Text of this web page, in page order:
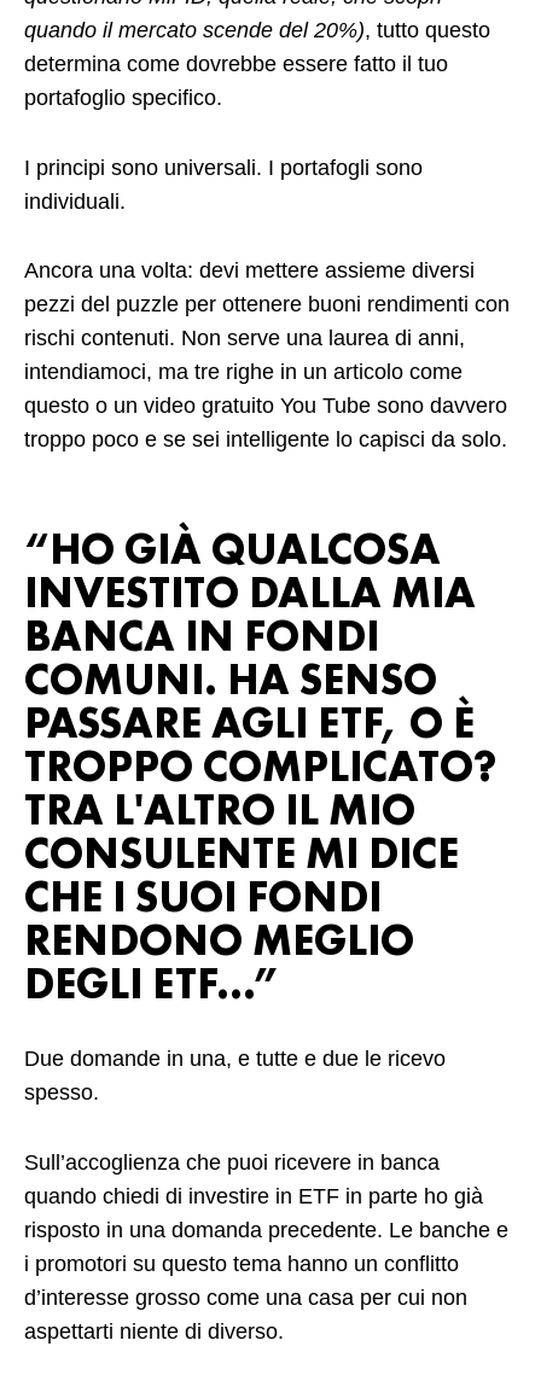
quando il mercato scende del 20%), tutto questo
determina come dovrebbe essere fatto il tuo
portafoglio specifico.
I principi sono universali. I portafogli sono
individuali.
Ancora una volta: devi mettere assieme diversi
pezzi del puzzle per ottenere buoni rendimenti con
rischi contenuti. Non serve una laurea di anni,
intendiamoci, ma tre righe in un articolo come
questo o un video gratuito You Tube sono davvero
troppo poco e se sei intelligente lo capisci da solo.
“HO GIÀ QUALCOSA
INVESTITO DALLA MIA
BANCA IN FONDI
COMUNI. HA SENSO
PASSARE AGLI ETF, O È
TROPPO COMPLICATO?
TRA L'ALTRO IL MIO
CONSULENTE MI DICE
CHE I SUOI FONDI
RENDONO MEGLIO
DEGLI ETF...”
Due domande in una, e tutte e due le ricevo
spesso.
Sull’accoglienza che puoi ricevere in banca
quando chiedi di investire in ETF in parte ho già
risposto in una domanda precedente. Le banche e
i promotori su questo tema hanno un conflitto
d’interesse grosso come una casa per cui non
aspettarti niente di diverso.